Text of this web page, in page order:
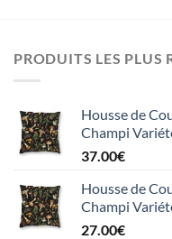
PRODUITS LES PLUS
Housse de
Champi
37.00€
Housse de
Champi
27.00€